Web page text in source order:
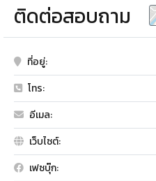
ติดต่อสอบถาม
ที่อยู่:
โทร:
อีเมล:
เว็บไซต์:
เฟซบุ๊ก: